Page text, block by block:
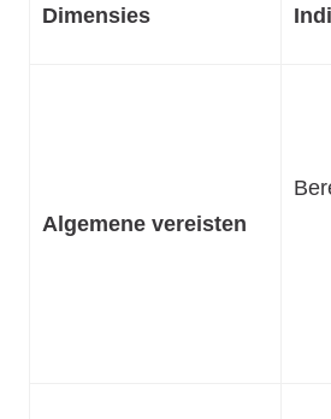
Dimensies
Algemene vereisten